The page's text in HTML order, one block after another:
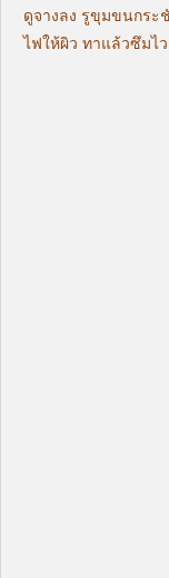
ดูจางลง รูขุมขนกระ
ไฟให้ผิว ทาแล้วซึมไ